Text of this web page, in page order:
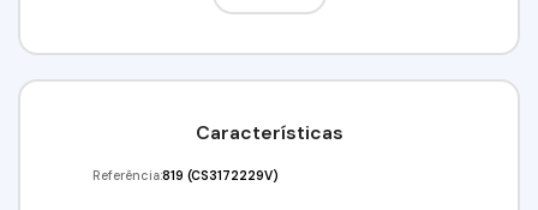
Características
Referência:819 (CS3172229V)